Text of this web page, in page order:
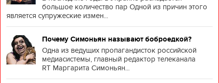
большое количество пар Одной из причин этого
является супружеские измен...
Почему Симоньян называют боброедкой?
Одна из ведущих пропагандисток российской
медиасистемы, главный редактор телеканала
RT Маргарита Симоньян...